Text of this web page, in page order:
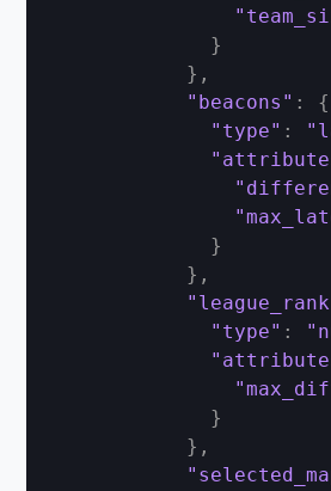
}
} ,
"beacons" :
{
"type" :
}
} ,
"type" :
}
} ,